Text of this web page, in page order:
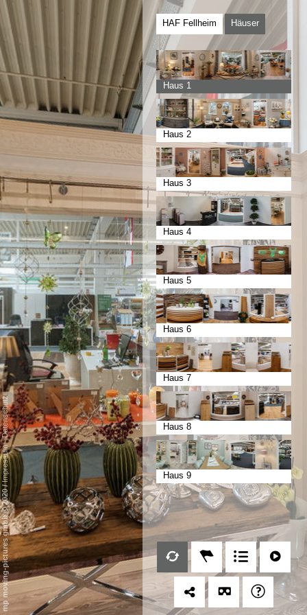
HAF Fellheim Häuser
Haus 1
Haus 2
Haus 3
Haus 4
Haus 5
Haus 6
Haus 7
Haus 8
Haus 9
mp moving-pictures gmbh © 2020
/
Impressum
-
Datenschutz